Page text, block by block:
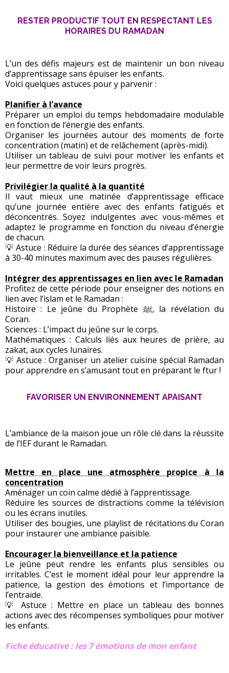
RESTER PRODUCTIF TOUT EN RESPECTANT LES
HORAIRES DU RAMADAN
L’un des défis majeurs est de maintenir un bon niveau
d’apprentissage sans épuiser les enfants.
Voici quelques astuces pour y parvenir :
Planifier à l’avance
Préparer un emploi du temps hebdomadaire modulable
en fonction de l’énergie des enfants.
Organiser les journées autour des moments de forte
concentration (matin) et de relâchement (après-midi).
Utiliser un tableau de suivi pour motiver les enfants et
leur permettre de voir leurs progrès.
Privilégier la qualité à la quantité
Il vaut mieux une matinée d’apprentissage efficace
qu’une journée entière avec des enfants fatigués et
déconcentrés. Soyez indulgentes avec vous-mêmes et
adaptez le programme en fonction du niveau d’énergie
de chacun.
💡 Astuce : Réduire la durée des séances d’apprentissage
à 30-40 minutes maximum avec des pauses régulières.
Intégrer des apprentissages en lien avec le Ramadan
Profitez de cette période pour enseigner des notions en
lien avec l’islam et le Ramadan :
Histoire : Le jeûne du Prophète ﷺ, la révélation du
Coran.
Sciences : L’impact du jeûne sur le corps.
Mathématiques : Calculs liés aux heures de prière, au
zakat, aux cycles lunaires.
💡 Astuce : Organiser un atelier cuisine spécial Ramadan
pour apprendre en s’amusant tout en préparant le ftur !
FAVORISER UN ENVIRONNEMENT APAISANT
L’ambiance de la maison joue un rôle clé dans la réussite
de l’IEF durant le Ramadan.
Mettre en place une atmosphère propice à la
concentration
Aménager un coin calme dédié à l’apprentissage.
Réduire les sources de distractions comme la télévision
ou les écrans inutiles.
Utiliser des bougies, une playlist de récitations du Coran
pour instaurer une ambiance paisible.
Encourager la bienveillance et la patience
Le jeûne peut rendre les enfants plus sensibles ou
irritables. C’est le moment idéal pour leur apprendre la
patience, la gestion des émotions et l’importance de
l’entraide.
💡 Astuce : Mettre en place un tableau des bonnes
actions avec des récompenses symboliques pour motiver
les enfants.
Fiche éducative : les 7 émotions de mon enfant